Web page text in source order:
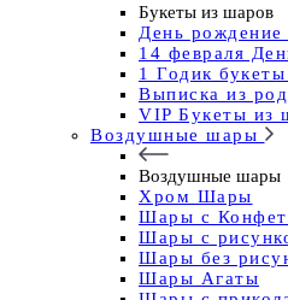
Букеты из шаров
День
14 февраля
1 Годик
Выписка из
VIP Букеты из
Воздушные шары
Воздушные шары
Хром Шары
Шары с
Шары с
Шары без
Шары Агаты